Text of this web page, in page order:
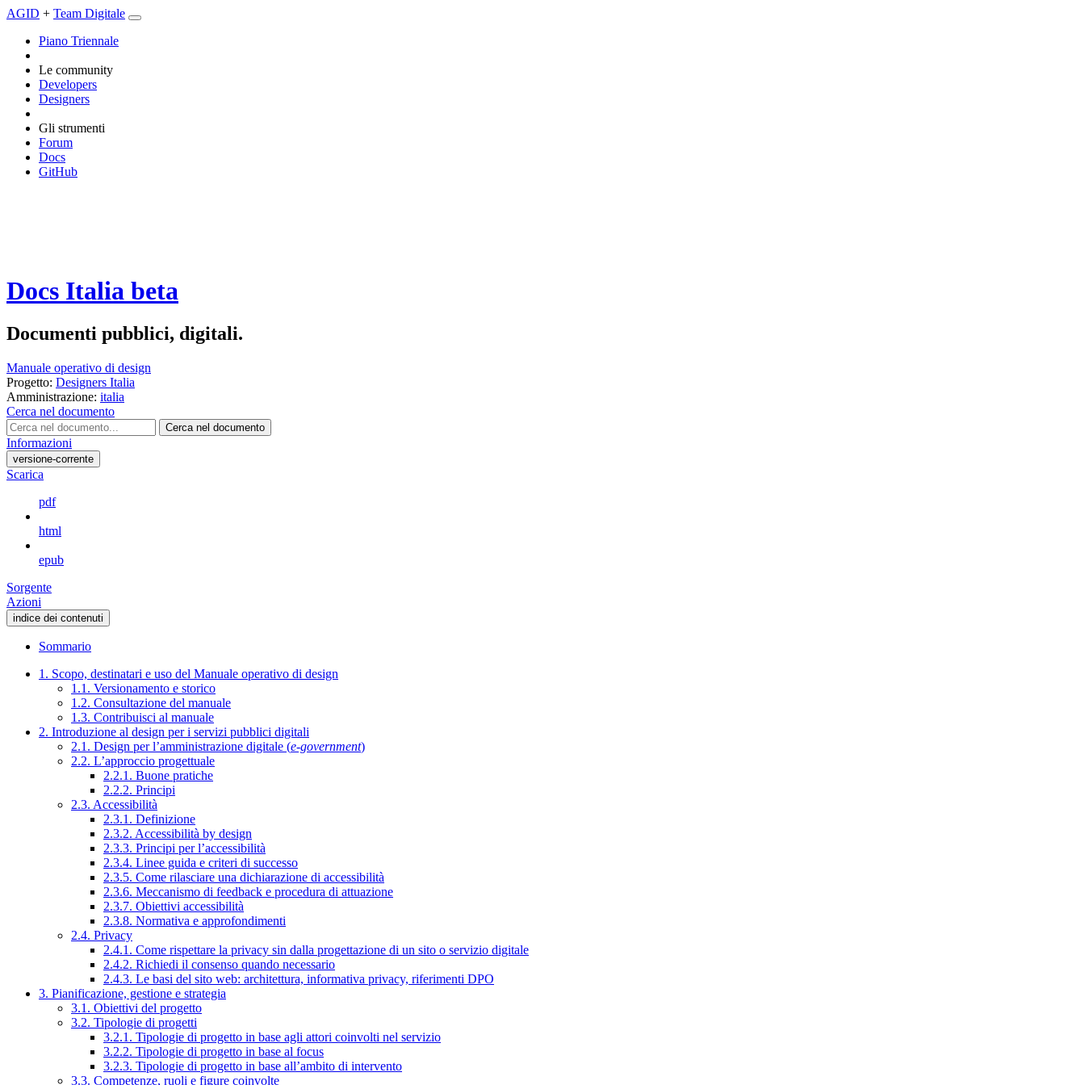
AGID + Team Digitale
Piano Triennale
Le community
Developers
Designers
Gli strumenti
Forum
Docs
GitHub
Docs Italia beta
Documenti pubblici, digitali.
Manuale operativo di design
Progetto: Designers Italia
Amministrazione: italia
Cerca nel documento
Cerca nel documento
Informazioni
versione-corrente
Scarica
pdf
html
epub
Sorgente
Azioni
indice dei contenuti
Sommario
1. Scopo, destinatari e uso del Manuale operativo di design
1.1. Versionamento e storico
1.2. Consultazione del manuale
1.3. Contribuisci al manuale
2. Introduzione al design per i servizi pubblici digitali
2.1. Design per l’amministrazione digitale (e-government)
2.2. L’approccio progettuale
2.2.1. Buone pratiche
2.2.2. Principi
2.3. Accessibilità
2.3.1. Definizione
2.3.2. Accessibilità by design
2.3.3. Principi per l’accessibilità
2.3.4. Linee guida e criteri di successo
2.3.5. Come rilasciare una dichiarazione di accessibilità
2.3.6. Meccanismo di feedback e procedura di attuazione
2.3.7. Obiettivi accessibilità
2.3.8. Normativa e approfondimenti
2.4. Privacy
2.4.1. Come rispettare la privacy sin dalla progettazione di un sito o servizio digitale
2.4.2. Richiedi il consenso quando necessario
2.4.3. Le basi del sito web: architettura, informativa privacy, riferimenti DPO
3. Pianificazione, gestione e strategia
3.1. Obiettivi del progetto
3.2. Tipologie di progetti
3.2.1. Tipologie di progetto in base agli attori coinvolti nel servizio
3.2.2. Tipologie di progetto in base al focus
3.2.3. Tipologie di progetto in base all’ambito di intervento
3.3. Competenze, ruoli e figure coinvolte